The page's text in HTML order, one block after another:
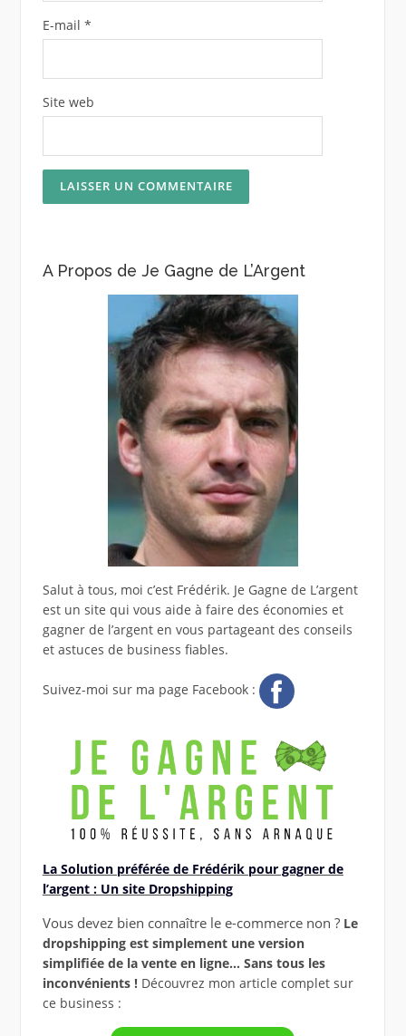
E-mail *
Site web
A Propos de Je Gagne de L’Argent
Salut à tous, moi c’est Frédérik. Je Gagne de L’argent
est un site qui vous aide à faire des économies et
gagner de l’argent en vous partageant des conseils
et astuces de business fiables.
Suivez-moi sur ma page Facebook :
La Solution préférée de Frédérik pour gagner de
l’argent : Un site Dropshipping
Vous devez bien connaître le e-commerce non ? Le
dropshipping est simplement une version
simplifiée de la vente en ligne… Sans tous les
inconvénients !Découvrez mon article complet sur
ce business :